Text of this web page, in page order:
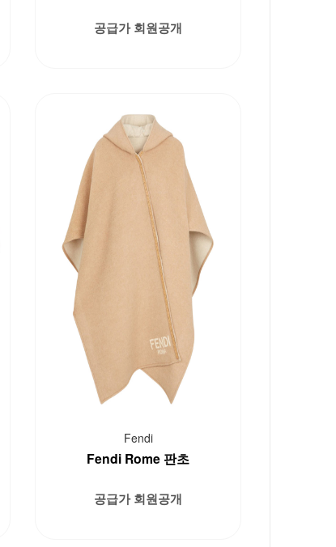
공급가 회원공개
Fendi
Fendi Rome 판초
공급가 회원공개